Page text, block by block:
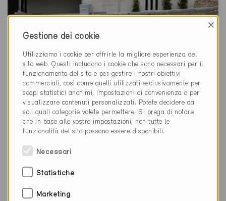
Minergie
Weinfelden 8570
Nuova costruzione, Abitazioni PF / Negozi
TG-2739
Gestione dei cookie
×
Utilizziamo i cookie per offrirle la migliore esperienza del
sito web. Questi includono i cookie che sono necessari per il
funzionamento del sito e per gestire i nostri obiettivi
commerciali, così come quelli utilizzati esclusivamente per
scopi statistici anonimi, impostazioni di convenienza o per
visualizzare contenuti personalizzati. Potete decidere da
soli quali categorie volete permettere. Si prega di notare
che in base alle vostre impostazioni, non tutte le
funzionalità del sito possono essere disponibili.
Necessari
Statistiche
Marketing